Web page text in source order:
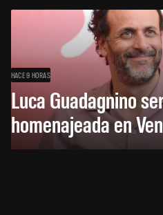
HACE 9 HORAS
Luca Guadagnino
homenajeada en